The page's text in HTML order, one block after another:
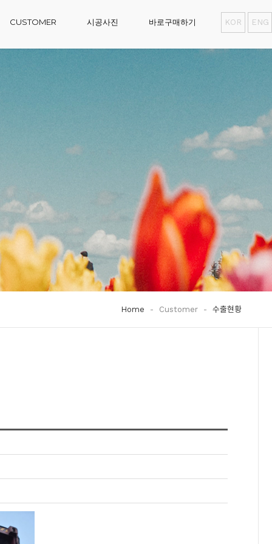
CUSTOMER 시공사진 바로구매하기 KOR ENG
Home - Customer - 수출현황